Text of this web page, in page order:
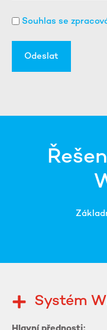
(Povinné)
Souhlas se
Systém